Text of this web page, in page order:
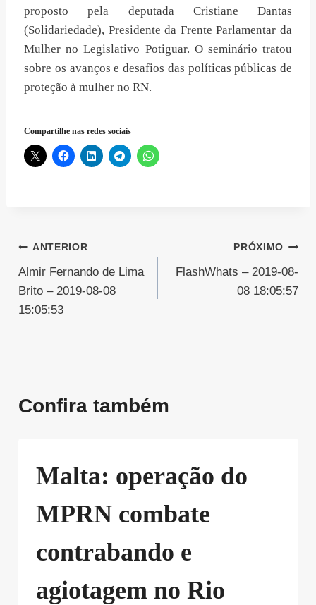
proposto pela deputada Cristiane Dantas
(Solidariedade), Presidente da Frente Parlamentar da
Mulher no Legislativo Potiguar. O seminário tratou
sobre os avanços e desafios das políticas públicas de
proteção à mulher no RN.
Compartilhe nas redes sociais
Navegação
de
Post
ANTERIOR
Almir Fernando de Lima
Brito – 2019-08-08
15:05:53
PRÓXIMO
FlashWhats – 2019-08-
08 18:05:57
Confira também
Malta: operação do
MPRN combate
contrabando e
agiotagem no Rio